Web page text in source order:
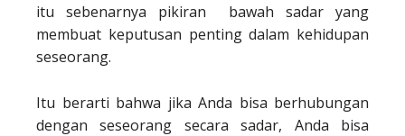
itu sebenarnya pikiran bawah sadar yang
membuat keputusan penting dalam kehidupan
seseorang.
Itu berarti bahwa jika Anda bisa berhubungan
dengan seseorang secara sadar, Anda bisa